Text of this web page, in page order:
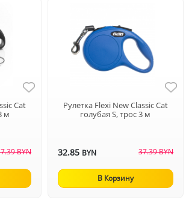
Cat
м
BYN
Рулетка Flexi New Classic Cat
голубая S, трос 3 м
32.85 BYN 37.39 BYN
В Корзину